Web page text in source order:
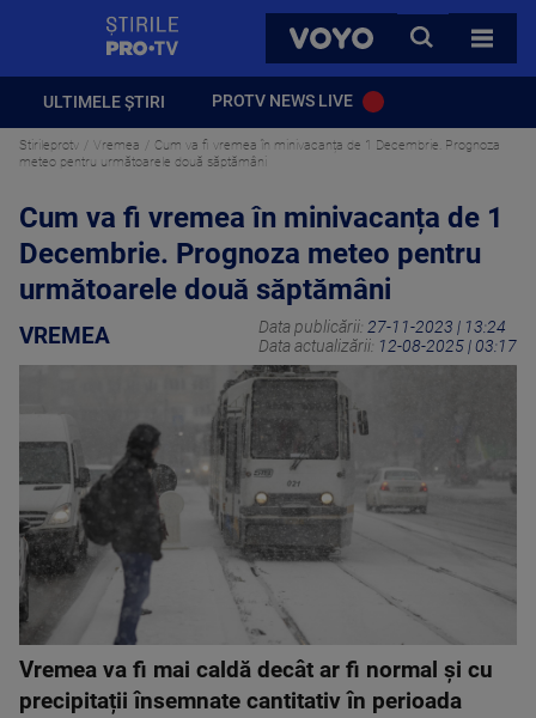
VOYO
CAUTA
TOATE
ULTIMELE ȘTIRI PROTV NEWS LIVE
Stirileprotv Vremea
Cum va fi vremea în minivacanța de 1 Decembrie. Prognoza
meteo pentru următoarele două săptămâni
Cum va fi vremea în minivacanța de 1
Decembrie. Prognoza meteo pentru
următoarele două săptămâni
VREMEA Data publicării: 27-11-2023 | 13:24
Data actualizării: 12-08-2025 | 03:17
Vremea va fi mai caldă decât ar fi normal și cu
precipitații însemnate cantitativ în perioada